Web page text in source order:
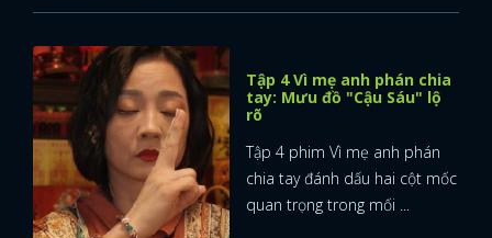
Tập 4 Vì mẹ anh phán chia
tay: Mưu đồ "Cậu Sáu" lộ
rõ
Tập 4 phim Vì mẹ anh phán
chia tay đánh dấu hai cột mốc
quan trọng trong mối ...